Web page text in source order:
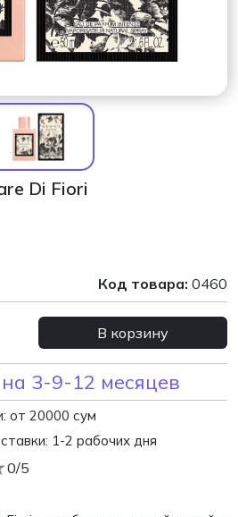
Di Fiori
Код товара: 0460
В корзину
на 3-9-12 месяцев
от 20000 сум
1-2 рабочих дня
0/5